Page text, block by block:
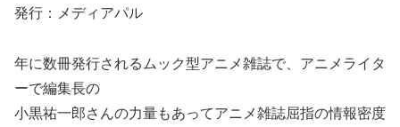
発行：メディアパル
年に数冊発行されるムック型アニメ雑誌で、アニメライタ
ーで編集長の
小黒祐一郎さんの力量もあってアニメ雑誌屈指の情報密度